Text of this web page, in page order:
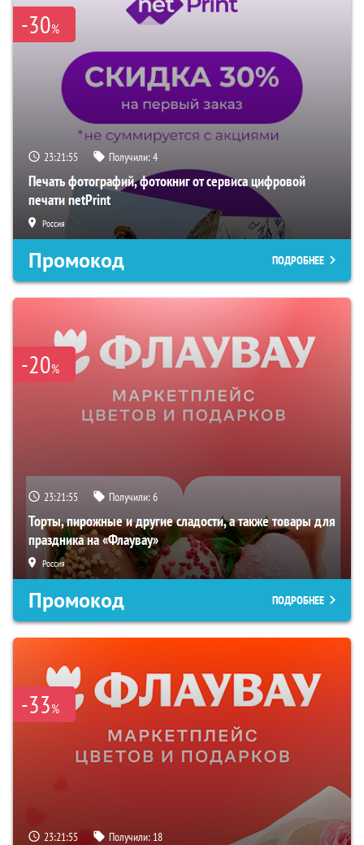
-30%
23:21:54 Получили:4
Печать фотографий, фотокниг от сервиса цифровой
печати netPrint
Россия
Промокод ПОДРОБНЕЕ
-20%
23:21:54 Получили:6
Торты, пирожные и другие сладости, а также товары для
праздника на «Флаувау»
Россия
Промокод ПОДРОБНЕЕ
-33%
23:21:54 Получили: 18